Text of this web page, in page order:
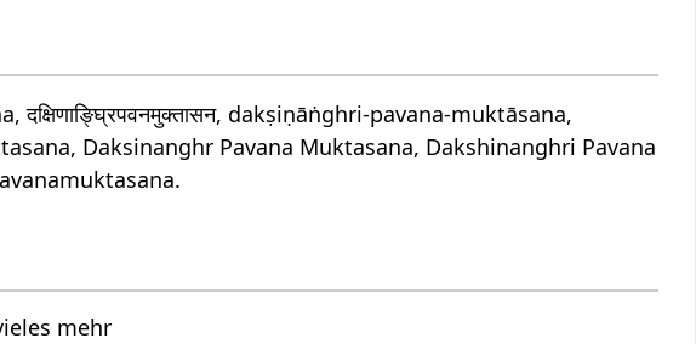
dakṣiṇāṅghri-pavana-muktāsana,
Daksinanghr Pavana Muktasana, Dakshinanghri Pavana
mehr